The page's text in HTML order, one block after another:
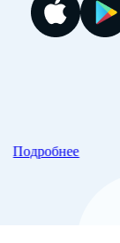
Подробнее